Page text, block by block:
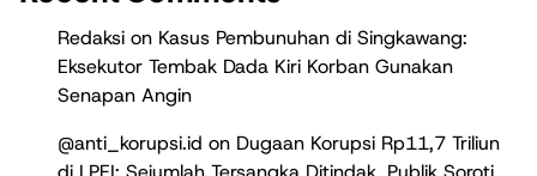
Redaksi
Kasus Pembunuhan di Singkawang:
Eksekutor Tembak Dada Kiri Korban Gunakan
Senapan Angin
@anti_korupsi.id
Dugaan Korupsi Rp11,7 Triliun
di LPEI: Sejumlah Tersangka Ditindak, Publik Soroti